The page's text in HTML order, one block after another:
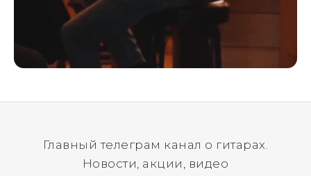
Главный телеграм канал о гитарах.
Новости, акции, видео